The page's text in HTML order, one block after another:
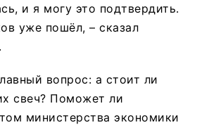
и я могу это подтвердить.
уже пошёл, – сказал
вопрос: а стоит ли
свеч? Поможет ли
министерства экономики